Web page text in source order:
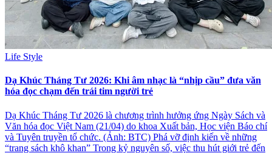
Life Style
Dạ Khúc Tháng Tư 2026: Khi âm nhạc là “nhịp cầu” đưa văn
hóa đọc chạm đến trái tim người trẻ
Dạ Khúc Tháng Tư 2026 là chương trình hưởng ứng Ngày Sách và
Văn hóa đọc Việt Nam (21/04) do khoa Xuất bản, Học viện Báo chí
và Tuyên truyền tổ chức. (Ảnh: BTC) Phá vỡ định kiến về những
“trang sách khô khan” Trong kỷ nguyên số, việc thu hút giới trẻ đến